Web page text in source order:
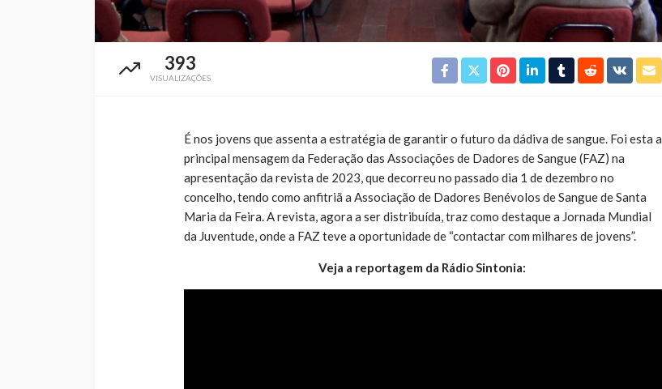
393
VISUALIZAÇÕES
É nos jovens que assenta a estratégia de garantir o futuro da dádiva de sangue. Foi esta a
principal mensagem da Federação das Associações de Dadores de Sangue (FAZ) na
apresentação da revista de 2023, que decorreu no passado dia 1 de dezembro no
concelho, tendo como anfitriã a Associação de Dadores Benévolos de Sangue de Santa
Maria da Feira. A revista, agora a ser distribuída, traz como destaque a Jornada Mundial
da Juventude, onde a FAZ teve a oportunidade de “contactar com milhares de jovens”.
Veja a reportagem da Rádio Sintonia: